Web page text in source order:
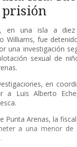
prisión
en una isla a
Williams, fue
una investigación
sexual de
en
a Luis Alberto
Punta Arenas, la
a una menor de